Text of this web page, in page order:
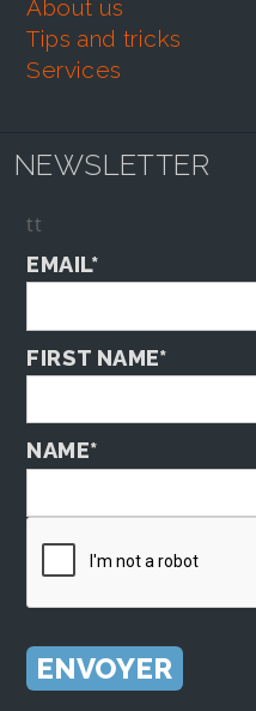
about us
tips and tricks
services
NEWSLETTER
tt
EMAIL*
FIRST NAME*
NAME*